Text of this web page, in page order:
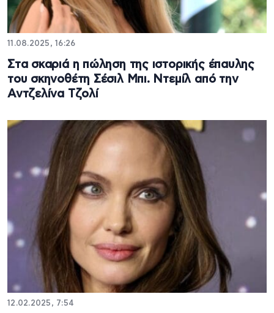
11.08.2025, 16:26
Στα σκαριά η πώληση της ιστορικής έπαυλης
του σκηνοθέτη Σέσιλ Μπι. Ντεμίλ από την
Αντζελίνα Τζολί
12.02.2025, 7:54